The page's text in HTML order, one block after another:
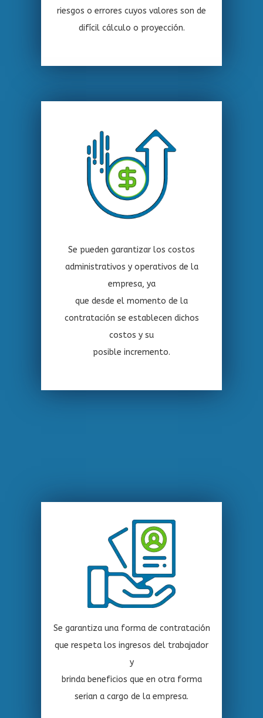
riesgos o errores cuyos valores son de
difícil cálculo o proyección.
Se pueden garantizar los costos
administrativos y operativos de la
empresa, ya
que desde el momento de la
contratación se establecen dichos
costos y su
posible incremento.
Se garantiza una forma de contratación
que respeta los ingresos del trabajador
y
brinda beneficios que en otra forma
serian a cargo de la empresa.